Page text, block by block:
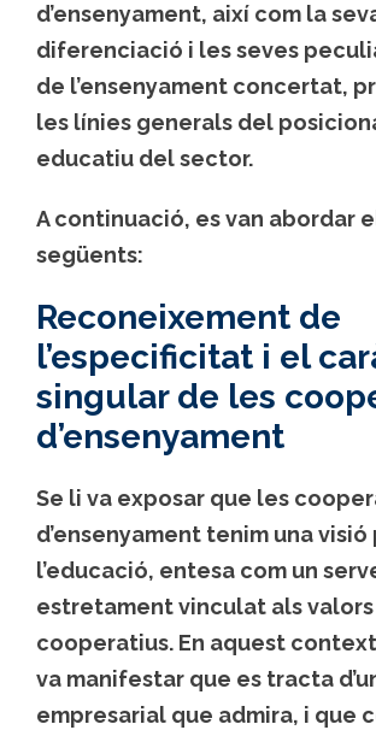
d’ensenyament, així com la
diferenciació i les seves
de l’ensenyament concertat,
les línies generals del
educatiu del sector.
A continuació, es van abordar
següents:
Reconeixement de
l’especificitat i el
singular de les
d’ensenyament
Se li va exposar que les
d’ensenyament tenim una
l’educació, entesa com un
estretament vinculat als
cooperatius. En aquest
va manifestar que es tracta
empresarial que admira, i que